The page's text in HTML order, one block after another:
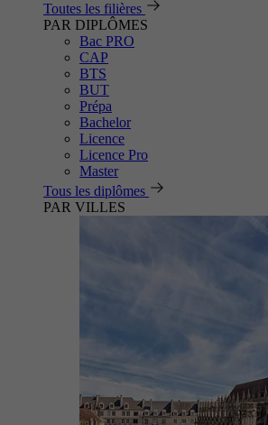
Toutes les filières
PAR DIPLÔMES
Bac PRO
CAP
BTS
BUT
Prépa
Bachelor
Licence
Licence Pro
Master
Tous les diplômes
PAR VILLES